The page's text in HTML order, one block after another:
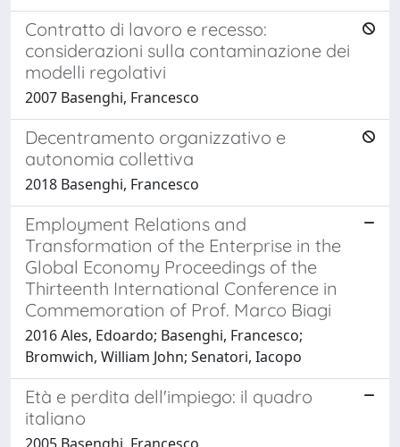
Contratto di lavoro e recesso:
considerazioni sulla contaminazione dei
modelli regolativi
2007 Basenghi, Francesco
Decentramento organizzativo e
autonomia collettiva
2018 Basenghi, Francesco
Employment Relations and
Transformation of the Enterprise in the
Global Economy Proceedings of the
Thirteenth International Conference in
Commemoration of Prof. Marco Biagi
2016 Ales, Edoardo; Basenghi, Francesco;
Bromwich, William John; Senatori, Iacopo
Età e perdita dell'impiego: il quadro
italiano